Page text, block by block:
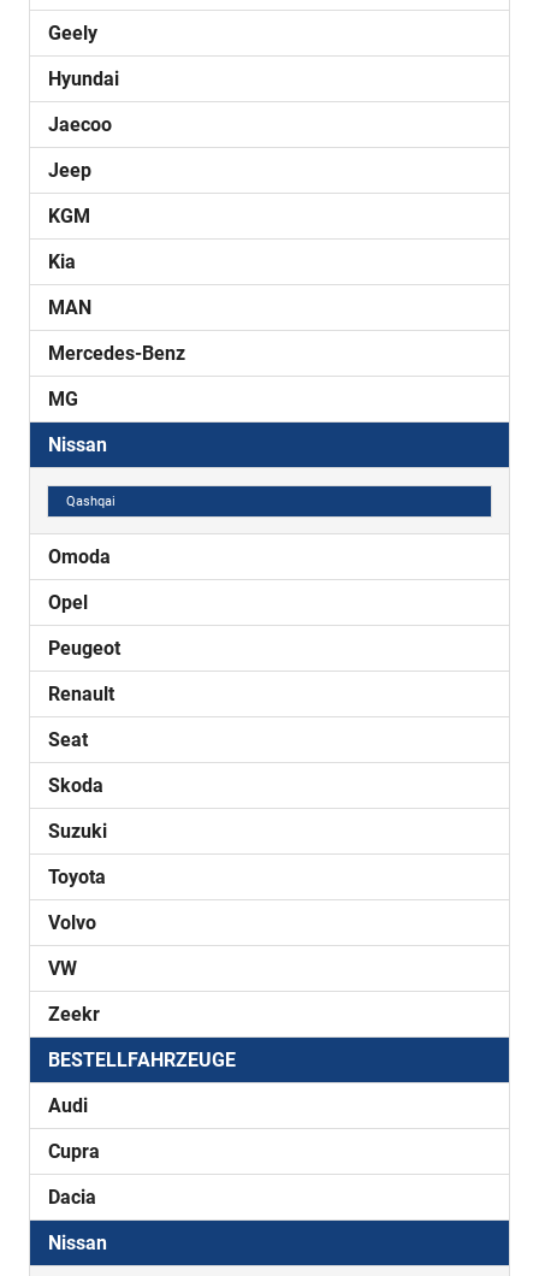
Geely
Hyundai
Jaecoo
Jeep
KGM
Kia
MAN
Mercedes-Benz
MG
Nissan
Qashqai
Omoda
Opel
Peugeot
Renault
Seat
Skoda
Suzuki
Toyota
Volvo
VW
Zeekr
BESTELLFAHRZEUGE
Audi
Cupra
Dacia
Nissan